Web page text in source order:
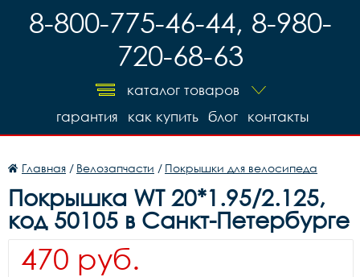
8-800-775-46-44, 8-980-
720-68-63
каталог товаров
контакты
блог
как купить
гарантия
Главная / Велозапчасти / Покрышки для велосипеда
Покрышка WT 20*1.95/2.125,
код 50105 в Санкт-Петербурге
470 руб.